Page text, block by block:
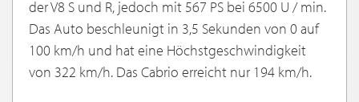
der V8 S und R, jedoch mit 567 PS bei 6500 U / min.
Das Auto beschleunigt in 3,5 Sekunden von 0 auf
100 km/h und hat eine Höchstgeschwindigkeit
von 322 km/h. Das Cabrio erreicht nur 194 km/h.